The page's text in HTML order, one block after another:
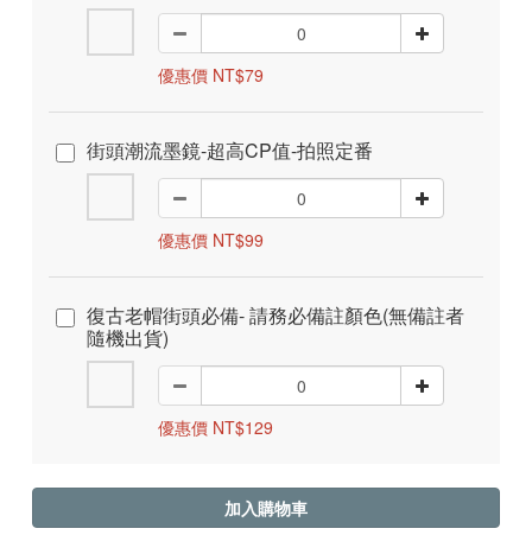
優惠價 NT$79
街頭潮流墨鏡-超高CP值-拍照定番
優惠價 NT$99
復古老帽街頭必備- 請務必備註顏色(無備註者
隨機出貨)
優惠價 NT$129
加入購物車